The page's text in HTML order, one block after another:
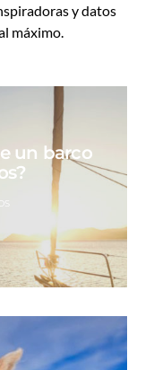
y datos
máximo.
un barco